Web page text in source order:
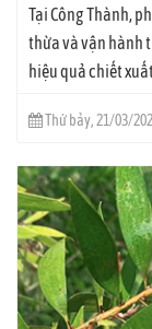
Tại Công Thành,
thừa và vận hành
hiệu quả chiết
Thứ bảy, 21/03/